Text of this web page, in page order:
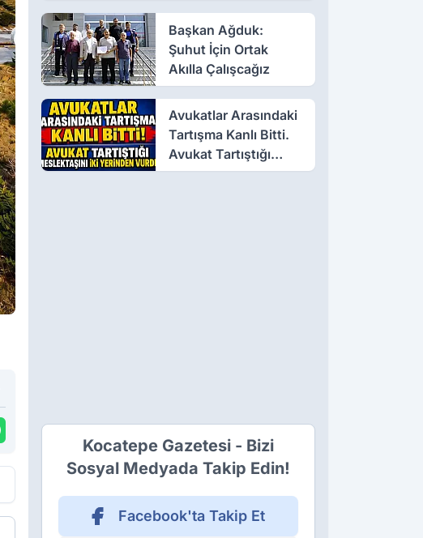
Başkan Ağduk:
Şuhut İçin Ortak
Akılla Çalışcağız
Avukatlar Arasındaki
Tartışma Kanlı Bitti.
Avukat Tartıştığı
Meslektaşını İki
Kocatepe Gazetesi - Bizi
Sosyal Medyada Takip Edin!
Facebook'ta Takip Et